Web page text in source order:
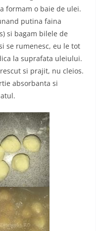
formam o baie de ulei.
putina faina
si bagam bilele de
se rumenesc, eu le tot
la suprafata uleiului.
si prajit, nu cleios.
absorbanta si